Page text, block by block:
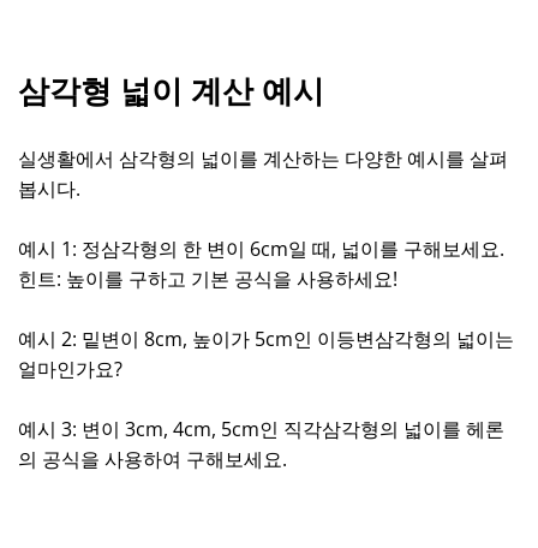
삼각형 넓이 계산 예시
실생활에서 삼각형의 넓이를 계산하는 다양한 예시를 살펴
봅시다.
예시 1: 정삼각형의 한 변이 6cm일 때, 넓이를 구해보세요.
힌트: 높이를 구하고 기본 공식을 사용하세요!
예시 2: 밑변이 8cm, 높이가 5cm인 이등변삼각형의 넓이는
얼마인가요?
예시 3: 변이 3cm, 4cm, 5cm인 직각삼각형의 넓이를 헤론
의 공식을 사용하여 구해보세요.